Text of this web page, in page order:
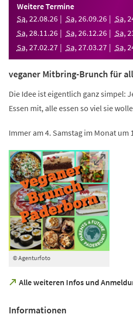
Weitere Termine
Sa, 22.08.26 Sa, 26.09.26 Sa,
Sa, 28.11 .26 Sa, 26.12.26 Sa,
Sa, 27.02.27 Sa, 27.03.27 Sa,
veganer Mitbring-Brunch für
Die Idee ist eigentlich ganz simpel:
Essen mit, alle essen so viel sie
Immer am 4. Samstag im Monat um
© Agenturfoto
Alle weiteren Infos und
(Öffnet
neuen
Informationen